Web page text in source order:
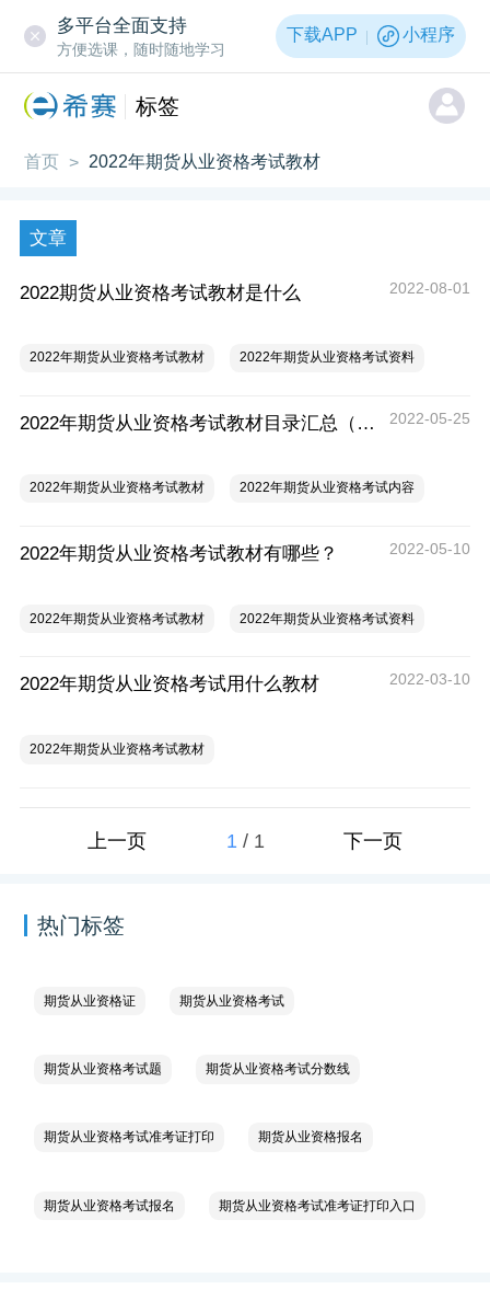
多平台全面支持
方便选课，随时随地学习
下载APP 小程序
标签
首页 > 2022年期货从业资格考试教材
文章
2022期货从业资格考试教材是什么 2022-08-01
2022年期货从业资格考试教材 2022年期货从业资格考试资料
2022年期货从业资格考试教材目录汇总（三科） 2022-05-25
2022年期货从业资格考试教材 2022年期货从业资格考试内容
2022年期货从业资格考试教材有哪些？ 2022-05-10
2022年期货从业资格考试教材 2022年期货从业资格考试资料
2022年期货从业资格考试用什么教材 2022-03-10
2022年期货从业资格考试教材
上一页 1 / 1 下一页
热门标签
期货从业资格证 期货从业资格考试
期货从业资格考试题 期货从业资格考试分数线
期货从业资格考试准考证打印 期货从业资格报名
期货从业资格考试报名 期货从业资格考试准考证打印入口